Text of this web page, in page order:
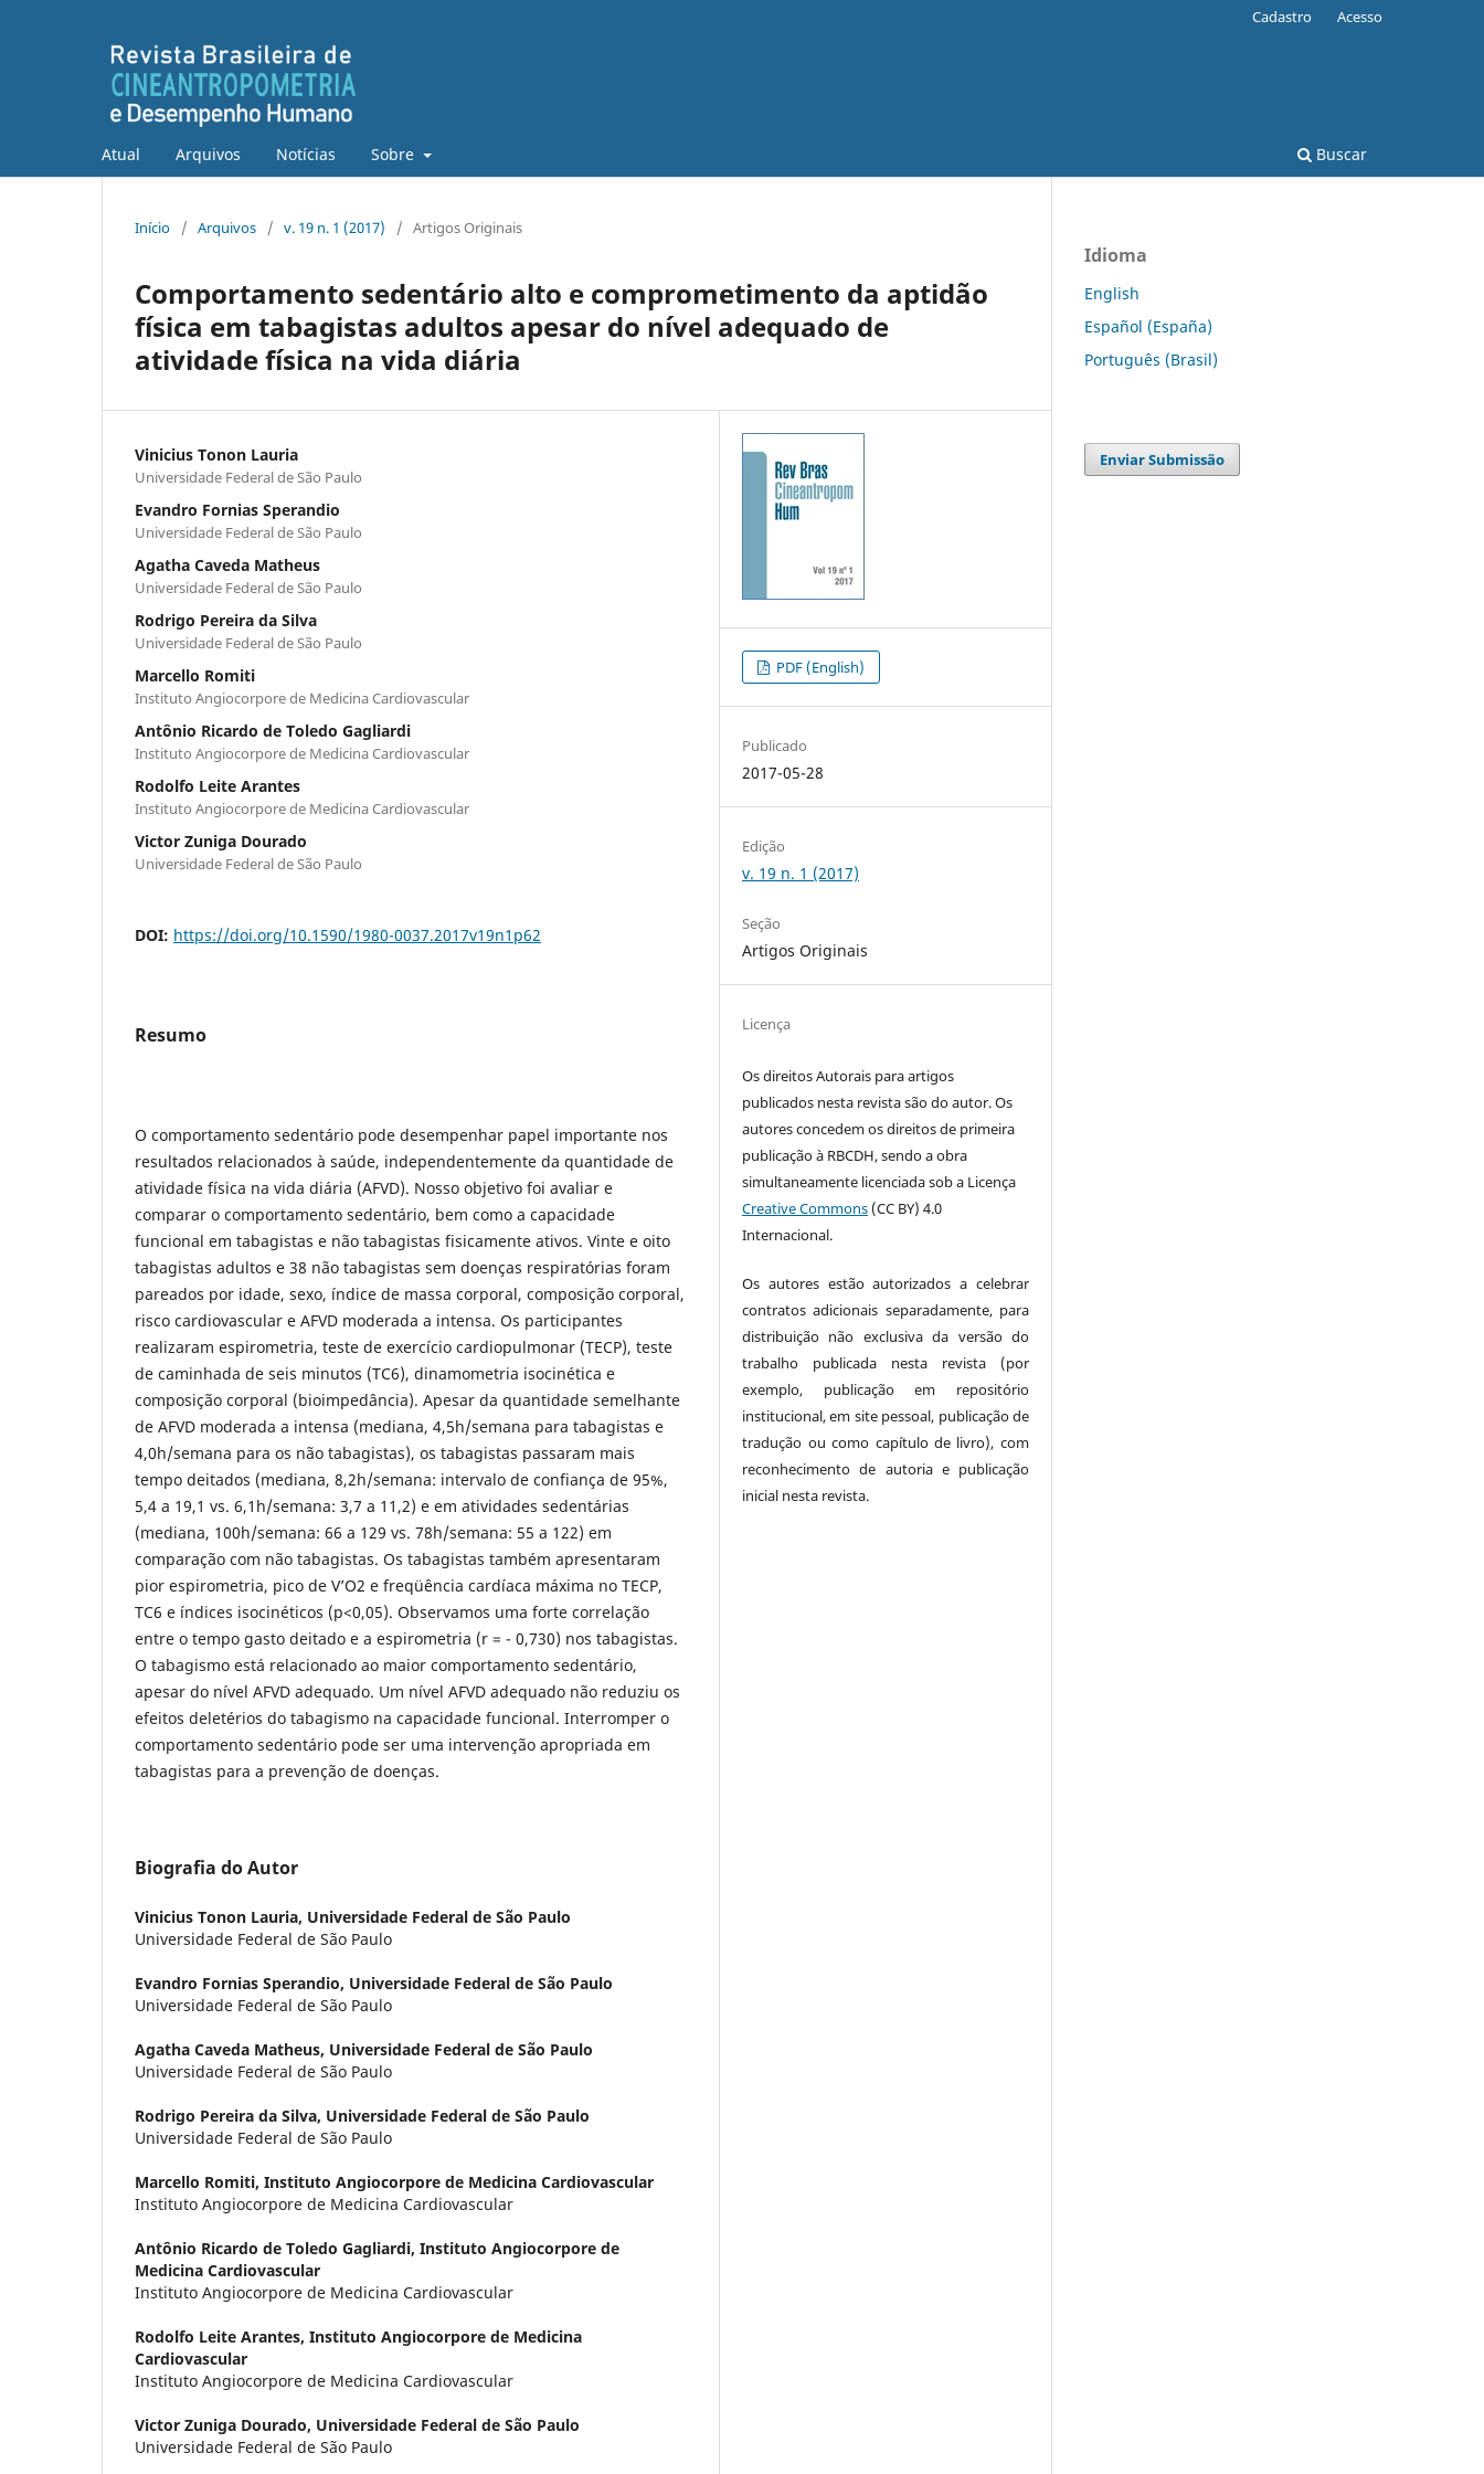
Atual Arquivos Notícias Sobre Buscar
Cadastro Acesso
Início / Arquivos / v. 19 n. 1 (2017) / Artigos Originais
Comportamento sedentário alto e comprometimento da aptidão
física em tabagistas adultos apesar do nível adequado de
atividade física na vida diária
Vinicius Tonon Lauria
Universidade Federal de São Paulo
Evandro Fornias Sperandio
Universidade Federal de São Paulo
Agatha Caveda Matheus
Universidade Federal de São Paulo
Rodrigo Pereira da Silva
Universidade Federal de São Paulo
Marcello Romiti
Instituto Angiocorpore de Medicina Cardiovascular
Antônio Ricardo de Toledo Gagliardi
Instituto Angiocorpore de Medicina Cardiovascular
Rodolfo Leite Arantes
Instituto Angiocorpore de Medicina Cardiovascular
Victor Zuniga Dourado
Universidade Federal de São Paulo
DOI: https://doi.org/10.1590/1980-0037.2017v19n1p62
Resumo
O comportamento sedentário pode desempenhar papel importante nos
resultados relacionados à saúde, independentemente da quantidade de
atividade física na vida diária (AFVD). Nosso objetivo foi avaliar e
comparar o comportamento sedentário, bem como a capacidade
funcional em tabagistas e não tabagistas fisicamente ativos. Vinte e oito
tabagistas adultos e 38 não tabagistas sem doenças respiratórias foram
pareados por idade, sexo, índice de massa corporal, composição corporal,
risco cardiovascular e AFVD moderada a intensa. Os participantes
realizaram espirometria, teste de exercício cardiopulmonar (TECP), teste
de caminhada de seis minutos (TC6), dinamometria isocinética e
composição corporal (bioimpedância). Apesar da quantidade semelhante
de AFVD moderada a intensa (mediana, 4,5h/semana para tabagistas e
4,0h/semana para os não tabagistas), os tabagistas passaram mais
tempo deitados (mediana, 8,2h/semana: intervalo de confiança de 95%,
5,4 a 19,1 vs. 6,1h/semana: 3,7 a 11,2) e em atividades sedentárias
(mediana, 100h/semana: 66 a 129 vs. 78h/semana: 55 a 122) em
comparação com não tabagistas. Os tabagistas também apresentaram
pior espirometria, pico de V’O2 e freqüência cardíaca máxima no TECP,
TC6 e índices isocinéticos (p<0,05). Observamos uma forte correlação
entre o tempo gasto deitado e a espirometria (r = - 0,730) nos tabagistas.
O tabagismo está relacionado ao maior comportamento sedentário,
apesar do nível AFVD adequado. Um nível AFVD adequado não reduziu os
efeitos deletérios do tabagismo na capacidade funcional. Interromper o
comportamento sedentário pode ser uma intervenção apropriada em
tabagistas para a prevenção de doenças.
Biografia do Autor
Vinicius Tonon Lauria, Universidade Federal de São Paulo
Universidade Federal de São Paulo
Evandro Fornias Sperandio, Universidade Federal de São Paulo
Universidade Federal de São Paulo
Agatha Caveda Matheus, Universidade Federal de São Paulo
Universidade Federal de São Paulo
Rodrigo Pereira da Silva, Universidade Federal de São Paulo
Universidade Federal de São Paulo
Marcello Romiti, Instituto Angiocorpore de Medicina Cardiovascular
Instituto Angiocorpore de Medicina Cardiovascular
Antônio Ricardo de Toledo Gagliardi, Instituto Angiocorpore de
Medicina Cardiovascular
Instituto Angiocorpore de Medicina Cardiovascular
Rodolfo Leite Arantes, Instituto Angiocorpore de Medicina
Cardiovascular
Instituto Angiocorpore de Medicina Cardiovascular
Victor Zuniga Dourado, Universidade Federal de São Paulo
Universidade Federal de São Paulo
PDF (English)
Publicado
2017-05-28
Edição
v. 19 n. 1 (2017)
Seção
Artigos Originais
Licença
Os direitos Autorais para artigos
publicados nesta revista são do autor. Os
autores concedem os direitos de primeira
publicação à RBCDH, sendo a obra
simultaneamente licenciada sob a Licença
Creative Commons (CC BY) 4.0
Internacional.
Os autores estão autorizados a celebrar
contratos adicionais separadamente, para
distribuição não exclusiva da versão do
trabalho publicada nesta revista (por
exemplo, publicação em repositório
institucional, em site pessoal, publicação de
tradução ou como capítulo de livro), com
reconhecimento de autoria e publicação
inicial nesta revista.
Idioma
English
Español (España)
Português (Brasil)
Enviar Submissão